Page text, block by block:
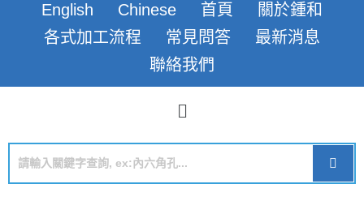
English Chinese 首頁
關於鍾和
各式加工流程
常見問答
最新消息
聯絡我們